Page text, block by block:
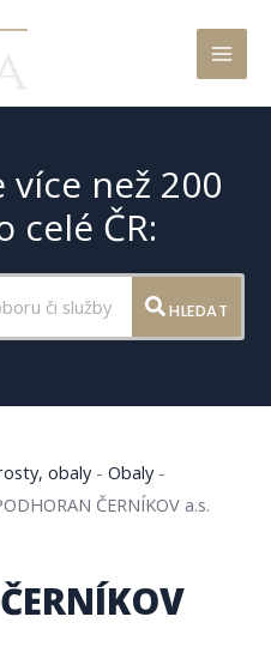
více než 200
celé ČR:
HLEDAT
obaly-Obaly-
ČERNÍKOV a.s.